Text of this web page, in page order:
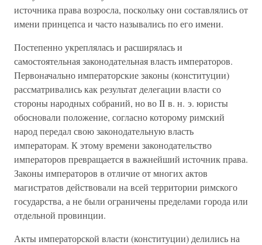
источника права возросла, поскольку они составлялись от
имени принцепса и часто назывались по его имени.
Постепенно укреплялась и расширялась и
самостоятельная законодательная власть императоров.
Первоначально императорские законы (конституции)
рассматривались как результат делегации власти со
стороны народных собраний, но во II в. н. э. юристы
обосновали положение, согласно которому римский
народ передал свою законодательную власть
императорам. К этому времени законодательство
императоров превращается в важнейший источник права.
Законы императоров в отличие от многих актов
магистратов действовали на всей территории римского
государства, а не были ограничены пределами города или
отдельной провинции.
Акты императорской власти (конституции) делились на